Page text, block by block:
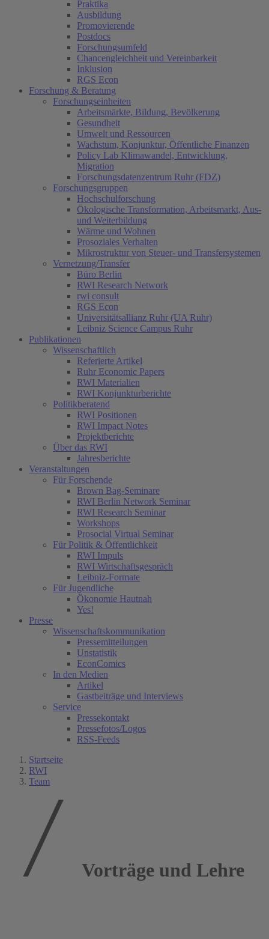
Praktika
Ausbildung
Promovierende
Postdocs
Forschungsumfeld
Chancengleichheit und Vereinbarkeit
Inklusion
RGS Econ
Forschung & Beratung
Forschungseinheiten
Arbeitsmärkte, Bildung, Bevölkerung
Gesundheit
Umwelt und Ressourcen
Wachstum, Konjunktur, Öffentliche Finanzen
Policy Lab Klimawandel, Entwicklung,
Migration
Forschungsdatenzentrum Ruhr (FDZ)
Forschungsgruppen
Hochschulforschung
Ökologische Transformation, Arbeitsmarkt, Aus-
und Weiterbildung
Wärme und Wohnen
Prosoziales Verhalten
Mikrostruktur von Steuer- und Transfersystemen
Vernetzung/Transfer
Büro Berlin
RWI Research Network
rwi consult
RGS Econ
Universitätsallianz Ruhr (UA Ruhr)
Leibniz Science Campus Ruhr
Publikationen
Wissenschaftlich
Referierte Artikel
Ruhr Economic Papers
RWI Materialien
RWI Konjunkturberichte
Politikberatend
RWI Positionen
RWI Impact Notes
Projektberichte
Über das RWI
Jahresberichte
Veranstaltungen
Für Forschende
Brown Bag-Seminare
RWI Berlin Network Seminar
RWI Research Seminar
Workshops
Prosocial Virtual Seminar
Für Politik & Öffentlichkeit
RWI Impuls
RWI Wirtschaftsgespräch
Leibniz-Formate
Für Jugendliche
Ökonomie Hautnah
Yes!
Presse
Wissenschaftskommunikation
Pressemitteilungen
Unstatistik
EconComics
In den Medien
Artikel
Gastbeiträge und Interviews
Service
Pressekontakt
Pressefotos/Logos
RSS-Feeds
Startseite
RWI
Team
Vorträge und Lehre